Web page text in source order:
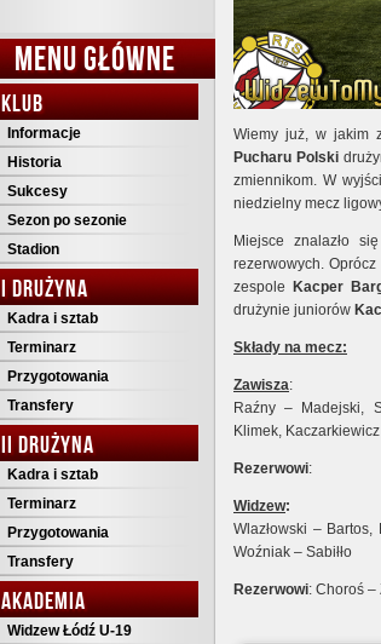
MENU GŁÓWNE
KLUB
Informacje
Historia
Sukcesy
Sezon po sezonie
Stadion
I DRUŻYNA
Kadra i sztab
Terminarz
Przygotowania
Transfery
II DRUŻYNA
Kadra i sztab
Terminarz
Przygotowania
Transfery
AKADEMIA
Widzew Łódź U-19
Wiemy już, w jakim
Pucharu Polski
zmiennikom. W
niedzielny mecz
Miejsce znalazło
rezerwowych.
zespole Kacper
drużynie juniorów
Składy na mecz:
Zawisza:
Raźny – Madejski,
Klimek, Kaczarkiewicz
Rezerwowi:
Widzew:
Wlazłowski –
Woźniak – Sabiłło
Rezerwowi: Choroś